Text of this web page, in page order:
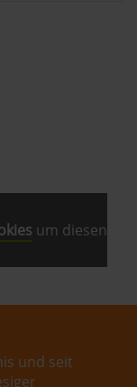
um diesen
und seit